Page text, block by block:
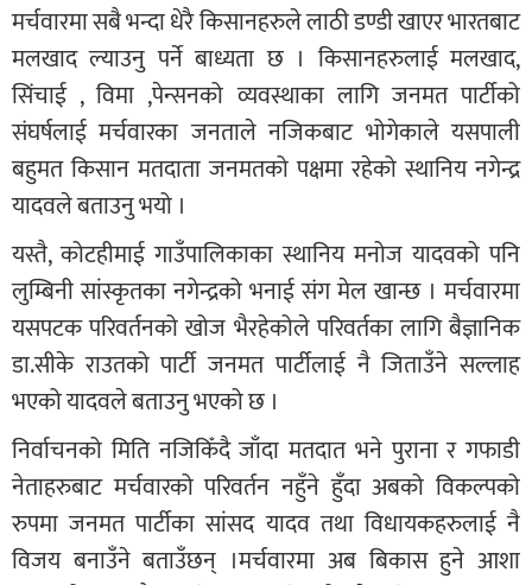
मर्चवारमा सबै भन्दा धेरै किसानहरुले लाठी डण्डी खाएर भारतबाट
मलखाद ल्याउनु पर्ने बाध्यता छ । किसानहरुलाई मलखाद,
सिंचाई , विमा ,पेन्सनको व्यवस्थाका लागि जनमत पार्टीको
संघर्षलाई मर्चवारका जनताले नजिकबाट भोगेकाले यसपाली
बहुमत किसान मतदाता जनमतको पक्षमा रहेको स्थानिय नगेन्द्र
यादवले बताउनु भयो ।
यस्तै, कोटहीमाई गाउँपालिकाका स्थानिय मनोज यादवको पनि
लुम्बिनी सांस्कृतका नगेन्द्रको भनाई संग मेल खान्छ । मर्चवारमा
यसपटक परिवर्तनको खोज भैरहेकोले परिवर्तका लागि बैज्ञानिक
डा.सीके राउतको पार्टी जनमत पार्टीलाई नै जिताउँने सल्लाह
भएको यादवले बताउनु भएको छ ।
निर्वाचनको मिति नजिकिँदै जाँदा मतदात भने पुराना र गफाडी
नेताहरुबाट मर्चवारको परिवर्तन नहुँने हुँदा अबको विकल्पको
रुपमा जनमत पार्टीका सांसद यादव तथा विधायकहरुलाई नै
विजय बनाउँने बताउँछन् ।मर्चवारमा अब बिकास हुने आशा